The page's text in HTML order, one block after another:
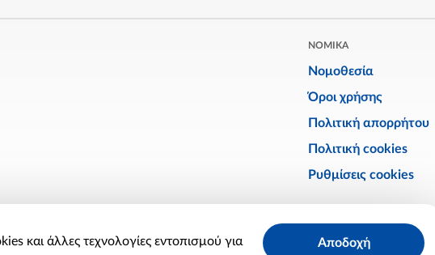
ΝΟΜΙΚΑ
Νομοθεσία
Όροι χρήσης
Πολιτική απορρήτου
Πολιτική cookies
Ρυθμίσεις cookies
FacebookTwitterLinkedinInstagramYouTube
και άλλες τεχνολογίες εντοπισμού για
Αποδοχή